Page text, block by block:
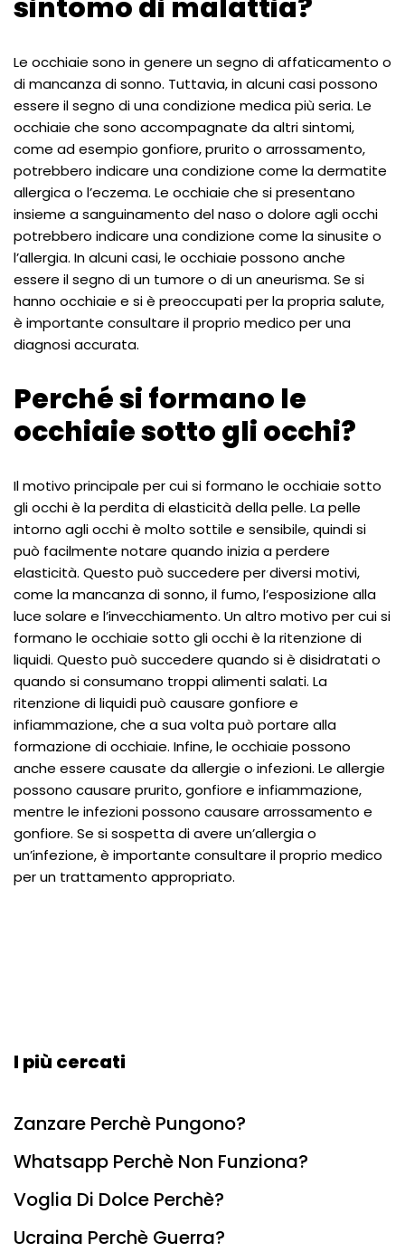
sintomo di malattia?
Le occhiaie sono in genere un segno di affaticamento o
di mancanza di sonno. Tuttavia, in alcuni casi possono
essere il segno di una condizione medica più seria. Le
occhiaie che sono accompagnate da altri sintomi,
come ad esempio gonfiore, prurito o arrossamento,
potrebbero indicare una condizione come la dermatite
allergica o l’eczema. Le occhiaie che si presentano
insieme a sanguinamento del naso o dolore agli occhi
potrebbero indicare una condizione come la sinusite o
l’allergia. In alcuni casi, le occhiaie possono anche
essere il segno di un tumore o di un aneurisma. Se si
hanno occhiaie e si è preoccupati per la propria salute,
è importante consultare il proprio medico per una
diagnosi accurata.
Perché si formano le
occhiaie sotto gli occhi?
Il motivo principale per cui si formano le occhiaie sotto
gli occhi è la perdita di elasticità della pelle. La pelle
intorno agli occhi è molto sottile e sensibile, quindi si
può facilmente notare quando inizia a perdere
elasticità. Questo può succedere per diversi motivi,
come la mancanza di sonno, il fumo, l’esposizione alla
luce solare e l’invecchiamento. Un altro motivo per cui si
formano le occhiaie sotto gli occhi è la ritenzione di
liquidi. Questo può succedere quando si è disidratati o
quando si consumano troppi alimenti salati. La
ritenzione di liquidi può causare gonfiore e
infiammazione, che a sua volta può portare alla
formazione di occhiaie. Infine, le occhiaie possono
anche essere causate da allergie o infezioni. Le allergie
possono causare prurito, gonfiore e infiammazione,
mentre le infezioni possono causare arrossamento e
gonfiore. Se si sospetta di avere un’allergia o
un’infezione, è importante consultare il proprio medico
per un trattamento appropriato.
I più cercati
Zanzare Perchè Pungono?
Whatsapp Perchè Non Funziona?
Voglia Di Dolce Perchè?
Ucraina Perchè Guerra?